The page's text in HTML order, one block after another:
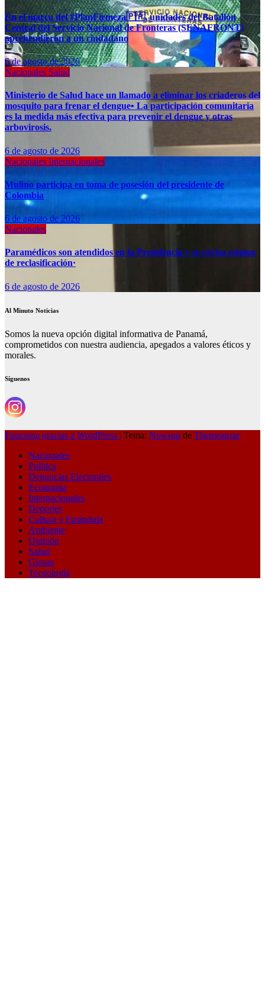
En el marco del #PlanFirmeza🇵🇦, unidades del Batallón
Central del Servicio Nacional de Fronteras (SENAFRONT)
aprehendieron a un ciudadano
6 de agosto de 2026
Nacionales Salud
Ministerio de Salud hace un llamado a eliminar los criaderos del
mosquito para frenar el dengue• La participación comunitaria
es la medida más efectiva para prevenir el dengue y otras
arbovirosis.
6 de agosto de 2026
Nacionales Internacionales
Mulino participa en toma de posesión del presidente de
Colombia
6 de agosto de 2026
Nacionales
Paramédicos son atendidos en la Presidencia y se revisa estatus
de reclasificación·
6 de agosto de 2026
Al Minuto Noticias
Somos la nueva opción digital informativa de Panamá,
comprometidos con nuestra audiencia, apegados a valores éticos y
morales.
Síguenos
Funciona gracias a WordPress | Tema: Newsup de Themeansar
Nacionales
Política
Denuncias Electorales
Economía
Internacionales
Deportes
Cultura y Farándula
Ambiente
Opinión
Salud
Glosas
Tecnología